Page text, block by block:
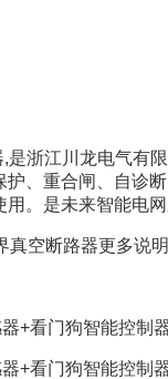
,是浙江川龙电气有
、重合闸、自诊
。是未来智能电网
真空断路器更多说
+看门狗智能控制器
+看门狗智能控制